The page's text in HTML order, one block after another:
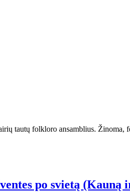
tautų folkloro ansamblius. Žinoma,
po svietą (Kauną